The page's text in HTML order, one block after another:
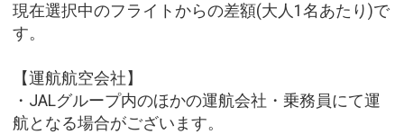
現在選択中のフライトからの差額(大人1名あたり)で
す。
【運航航空会社】
・JALグループ内のほかの運航会社・乗務員にて運
航となる場合がございます。